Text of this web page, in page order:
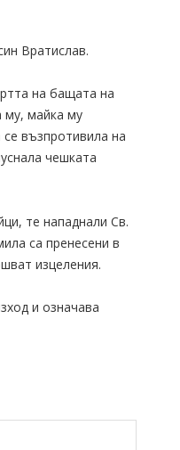
Вратислав.
на бащата на
му, майка му
възпротивила на
чешката
те нападнали Св.
са пренесени в
изцеления.
и означава